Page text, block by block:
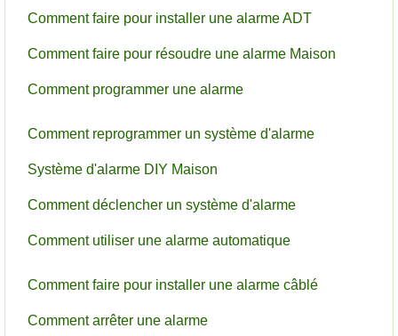
Comment faire pour installer une alarme ADT
Comment faire pour résoudre une alarme Maison
Comment programmer une alarme
Comment reprogrammer un système d'alarme
Système d'alarme DIY Maison
Comment déclencher un système d'alarme
Comment utiliser une alarme automatique
Comment faire pour installer une alarme câblé
Comment arrêter une alarme